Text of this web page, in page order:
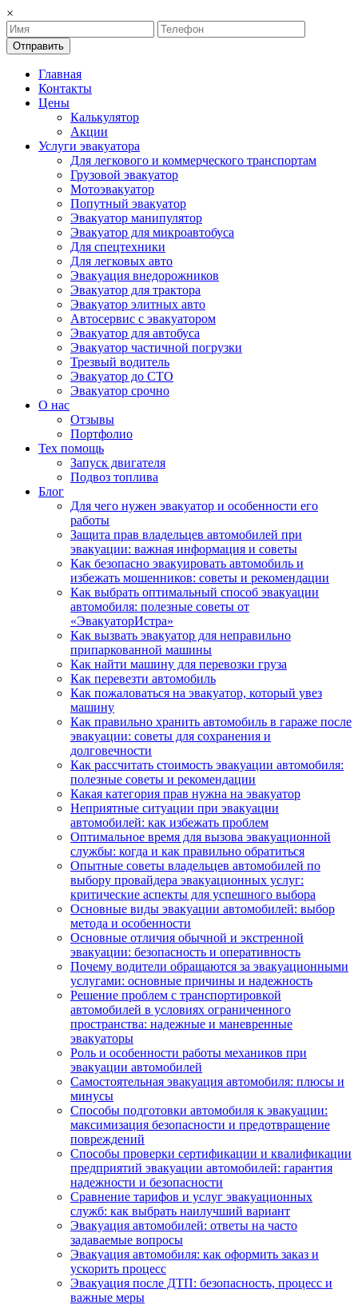
×
Отправить
Главная
Контакты
Цены
Калькулятор
Акции
Услуги эвакуатора
Для легкового и коммерческого транспортам
Грузовой эвакуатор
Мотоэвакуатор
Попутный эвакуатор
Эвакуатор манипулятор
Эвакуатор для микроавтобуса
Для спецтехники
Для легковых авто
Эвакуация внедорожников
Эвакуатор для трактора
Эвакуатор элитных авто
Автосервис с эвакуатором
Эвакуатор для автобуса
Эвакуатор частичной погрузки
Трезвый водитель
Эвакуатор до СТО
Эвакуатор срочно
О нас
Отзывы
Портфолио
Тех помощь
Запуск двигателя
Подвоз топлива
Блог
Для чего нужен эвакуатор и особенности его
работы
Защита прав владельцев автомобилей при
эвакуации: важная информация и советы
Как безопасно эвакуировать автомобиль и
избежать мошенников: советы и рекомендации
Как выбрать оптимальный способ эвакуации
автомобиля: полезные советы от
«ЭвакуаторИстра»
Как вызвать эвакуатор для неправильно
припаркованной машины
Как найти машину для перевозки груза
Как перевезти автомобиль
Как пожаловаться на эвакуатор, который увез
машину
Как правильно хранить автомобиль в гараже после
эвакуации: советы для сохранения и
долговечности
Как рассчитать стоимость эвакуации автомобиля:
полезные советы и рекомендации
Какая категория прав нужна на эвакуатор
Неприятные ситуации при эвакуации
автомобилей: как избежать проблем
Оптимальное время для вызова эвакуационной
службы: когда и как правильно обратиться
Опытные советы владельцев автомобилей по
выбору провайдера эвакуационных услуг:
критические аспекты для успешного выбора
Основные виды эвакуации автомобилей: выбор
метода и особенности
Основные отличия обычной и экстренной
эвакуации: безопасность и оперативность
Почему водители обращаются за эвакуационными
услугами: основные причины и надежность
Решение проблем с транспортировкой
автомобилей в условиях ограниченного
пространства: надежные и маневренные
эвакуаторы
Роль и особенности работы механиков при
эвакуации автомобилей
Самостоятельная эвакуация автомобиля: плюсы и
минусы
Способы подготовки автомобиля к эвакуации:
максимизация безопасности и предотвращение
повреждений
Способы проверки сертификации и квалификации
предприятий эвакуации автомобилей: гарантия
надежности и безопасности
Сравнение тарифов и услуг эвакуационных
служб: как выбрать наилучший вариант
Эвакуация автомобилей: ответы на часто
задаваемые вопросы
Эвакуация автомобиля: как оформить заказ и
ускорить процесс
Эвакуация после ДТП: безопасность, процесс и
важные меры